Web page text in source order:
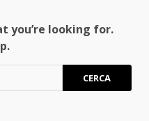
you’re looking for.